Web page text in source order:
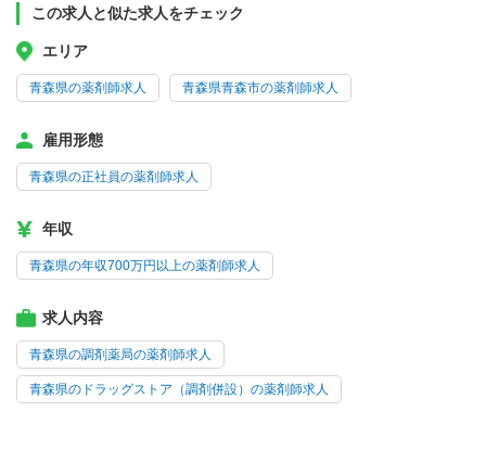
この求人と似た求人をチェック
エリア
青森県の薬剤師求人 青森県青森市の薬剤師求人
雇用形態
青森県の正社員の薬剤師求人
年収
青森県の年収700万円以上の薬剤師求人
求人内容
青森県の調剤薬局の薬剤師求人
青森県のドラッグストア（調剤併設）の薬剤師求人